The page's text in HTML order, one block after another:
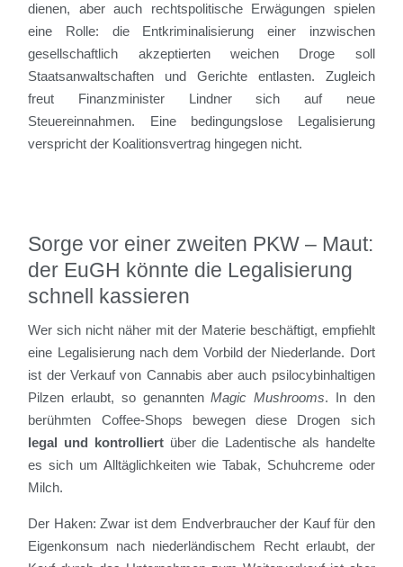
dienen, aber auch rechtspolitische Erwägungen spielen
eine Rolle: die Entkriminalisierung einer inzwischen
gesellschaftlich akzeptierten weichen Droge soll
Staatsanwaltschaften und Gerichte entlasten. Zugleich
freut Finanzminister Lindner sich auf neue
Steuereinnahmen. Eine bedingungslose Legalisierung
verspricht der Koalitionsvertrag hingegen nicht.
Sorge vor einer zweiten PKW – Maut:
der EuGH könnte die Legalisierung
schnell kassieren
Wer sich nicht näher mit der Materie beschäftigt, empfiehlt
eine Legalisierung nach dem Vorbild der Niederlande. Dort
ist der Verkauf von Cannabis aber auch psilocybinhaltigen
Pilzen erlaubt, so genanntenMagic Mushrooms. In den
berühmten Coffee-Shops bewegen diese Drogen sich
legal und kontrolliertüber die Ladentische als handelte
es sich um Alltäglichkeiten wie Tabak, Schuhcreme oder
Milch.
Der Haken: Zwar ist dem Endverbraucher der Kauf für den
Eigenkonsum nach niederländischem Recht erlaubt, der